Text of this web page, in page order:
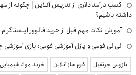
کسب درآمد دلاری از تدریس آنلاین | چگونه از
داشته باشیم؟
آموزش نکات مهم قبل از خرید فالوور اینستاگرام
لی لی فومی و پازل آموزشی فومی؛ بازی
بازرسی جرثقیل فرم ساز آنلاین خرید مواد شیمیایی